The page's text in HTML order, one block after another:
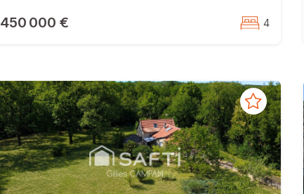
450 000 € 4